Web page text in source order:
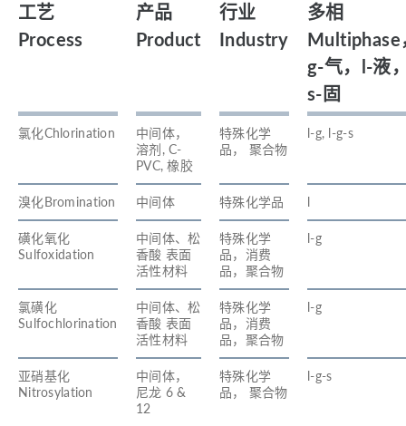
工艺
Process
产品
Product
行业
Industry
多相
Multiphase
g-气，l-液
s-固
氯化Chlorination
中间体，
溶剂, C-
PVC, 橡胶
特殊化学
品， 聚合物
l-g, l-g-s
溴化Bromination 中间体 特殊化学品 l
磺化氧化
Sulfoxidation
中间体、松
香酸 表面
活性材料
特殊化学
品，消费
品，聚合物
l-g
氯磺化
Sulfochlorination
中间体、松
香酸 表面
活性材料
特殊化学
品，消费
品，聚合物
l-g
亚硝基化
Nitrosylation
中间体，
尼龙 6 &
12
特殊化学
品， 聚合物
l-g-s